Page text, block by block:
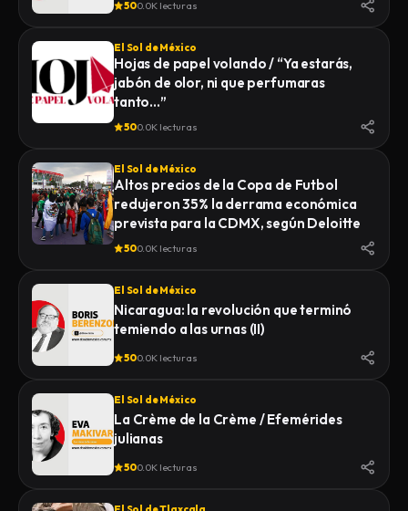
500.0K lecturas
El Sol de México
Hojas de papel volando / “Ya estarás,
jabón de olor, ni que perfumaras
tanto…”
500.0K lecturas
El Sol de México
Altos precios de la Copa de Futbol
redujeron 35% la derrama económica
prevista para la CDMX, según Deloitte
500.0K lecturas
El Sol de México
Nicaragua: la revolución que terminó
temiendo a las urnas (II)
500.0K lecturas
El Sol de México
La Crème de la Crème / Efemérides
julianas
500.0K lecturas